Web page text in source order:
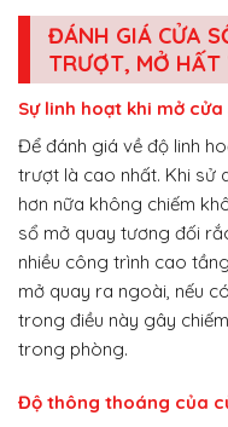
ĐÁNH GIÁ CỬA
TRƯỢT, MỞ HẤT
Sự linh hoạt khi mở
Để đánh giá về độ linh
trượt là cao nhất. Khi sử
hơn nữa không chiếm
sổ mở quay tương đối
nhiều công trình cao
mở quay ra ngoài, nếu
trong điều này gây
trong phòng.
Độ thông thoáng của